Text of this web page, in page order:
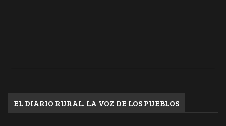
EL DIARIO RURAL. LA VOZ DE LOS PUEBLOS